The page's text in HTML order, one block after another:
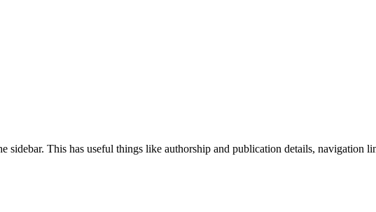
sidebar. This has useful things like authorship and publication details, navigation